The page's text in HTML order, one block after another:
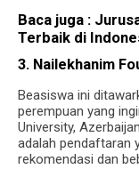
Baca juga :
Terbaik di
3. Nailekhanim
Beasiswa ini
perempuan yang
University,
adalah pendaftaran
rekomendasi dan